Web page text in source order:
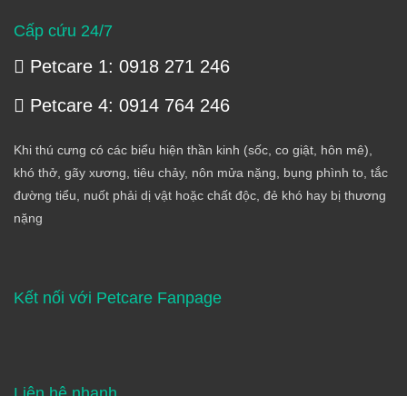
Cấp cứu 24/7
Petcare 1: 0918 271 246
Petcare 4: 0914 764 246
Khi thú cưng có các biểu hiện thần kinh (sốc, co giật, hôn mê),
khó thở, gãy xương, tiêu chảy, nôn mửa nặng, bụng phình to, tắc
đường tiểu, nuốt phải dị vật hoặc chất độc, đẻ khó hay bị thương
nặng
Kết nối với Petcare Fanpage